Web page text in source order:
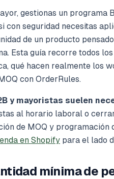
gestionas un
con seguridad necesitas
de un producto
Esta guía recorre todos
qué hacen realmente los
con OrderRules.
y mayoristas suelen
al horario laboral o
de MOQ y programación
en Shopify para el lado
mínima de